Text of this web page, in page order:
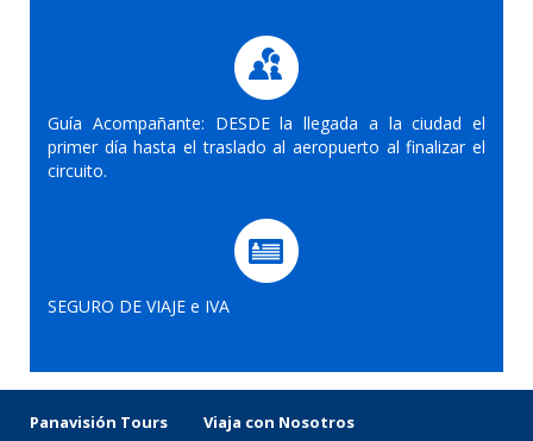
Guía Acompañante: DESDE la llegada a la ciudad el
primer día hasta el traslado al aeropuerto al finalizar el
circuito.
SEGURO DE VIAJE e IVA
Panavisión Tours Viaja con Nosotros